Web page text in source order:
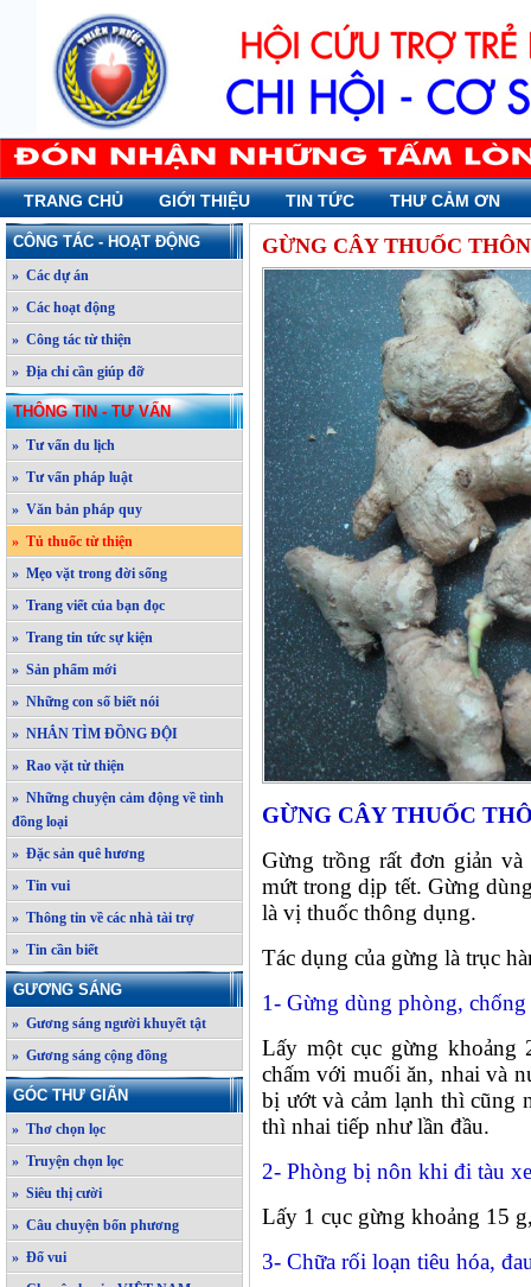
TRANG CHỦ GIỚI THIỆU TIN TỨC THƯ CẢM ƠN
CÔNG TÁC - HOẠT ĐỘNG
» Các dự án
» Các hoạt động
» Công tác từ thiện
» Địa chỉ cần giúp đỡ
THÔNG TIN - TƯ VẤN
» Tư vấn du lịch
» Tư vấn pháp luật
» Văn bản pháp quy
» Tủ thuốc từ thiện
» Mẹo vặt trong đời sống
» Trang viết của bạn đọc
» Trang tin tức sự kiện
» Sản phẩm mới
» Những con số biết nói
» NHẮN TÌM ĐỒNG ĐỘI
» Rao vặt từ thiện
» Những chuyện cảm động về tình
đồng loại
» Đặc sản quê hương
» Tin vui
» Thông tin về các nhà tài trợ
» Tin cần biết
GƯƠNG SÁNG
» Gương sáng người khuyết tật
» Gương sáng cộng đồng
GÓC THƯ GIÃN
» Thơ chọn lọc
» Truyện chọn lọc
» Siêu thị cười
» Câu chuyện bốn phương
» Đố vui
GỪNG CÂY THUỐC
GỪNG CÂY THUỐC
Gừng trồng rất đơn giản
mứt trong dịp tết. Gừng
là vị thuốc thông dụng.
Tác dụng của gừng là trục
1- Gừng dùng phòng, chống
Lấy một cục gừng khoảng
chấm với muối ăn, nhai và
bị ướt và cảm lạnh thì cũng
thì nhai tiếp như lần đầu.
2- Phòng bị nôn khi đi tàu xe
Lấy 1 cục gừng khoảng 15
3- Chữa rối loạn tiêu hóa,